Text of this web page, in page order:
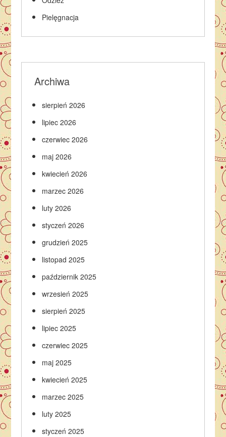
Pielęgnacja
Archiwa
sierpień 2026
lipiec 2026
czerwiec 2026
maj 2026
kwiecień 2026
marzec 2026
luty 2026
styczeń 2026
grudzień 2025
listopad 2025
październik 2025
wrzesień 2025
sierpień 2025
lipiec 2025
czerwiec 2025
maj 2025
kwiecień 2025
marzec 2025
luty 2025
styczeń 2025